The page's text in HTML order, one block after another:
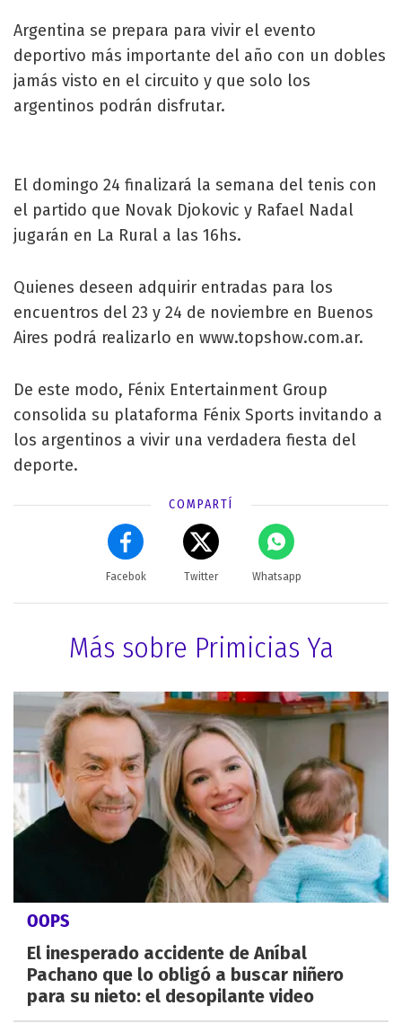
Argentina se prepara para vivir el evento
deportivo más importante del año con un dobles
jamás visto en el circuito y que solo los
argentinos podrán disfrutar.
El domingo 24 finalizará la semana del tenis con
el partido que Novak Djokovic y Rafael Nadal
jugarán en La Rural a las 16hs.
Quienes deseen adquirir entradas para los
encuentros del 23 y 24 de noviembre en Buenos
Aires podrá realizarlo en www.topshow.com.ar.
De este modo, Fénix Entertainment Group
consolida su plataforma Fénix Sports invitando a
los argentinos a vivir una verdadera fiesta del
deporte.
COMPARTÍ
Facebok Twitter Whatsapp
Más sobre Primicias Ya
OOPS
El inesperado accidente de Aníbal
Pachano que lo obligó a buscar niñero
para su nieto: el desopilante video